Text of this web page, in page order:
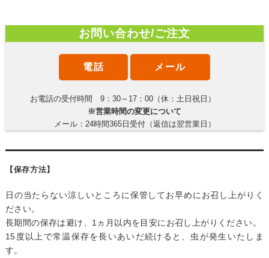
お問い合わせ/ご注文
電話 メール
お電話の受付時間 9：30～17：00（休：土日祝日）
※営業時間の変更について
メール：24時間365日受付（返信は翌営業日）
【保存方法】
日の当たらない涼しいところに保管してお早めにお召し上がりく
ださい。
長期間の保存は避け、1ヵ月以内を目安にお召し上がりください。
15度以上で常温保存を長いあいだ続けると、虫が発生いたしま
す。